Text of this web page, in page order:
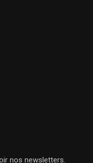
nos newsletters.